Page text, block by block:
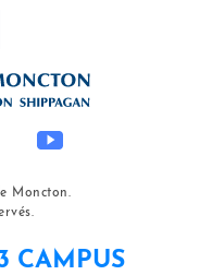
Moncton.
CAMPUS